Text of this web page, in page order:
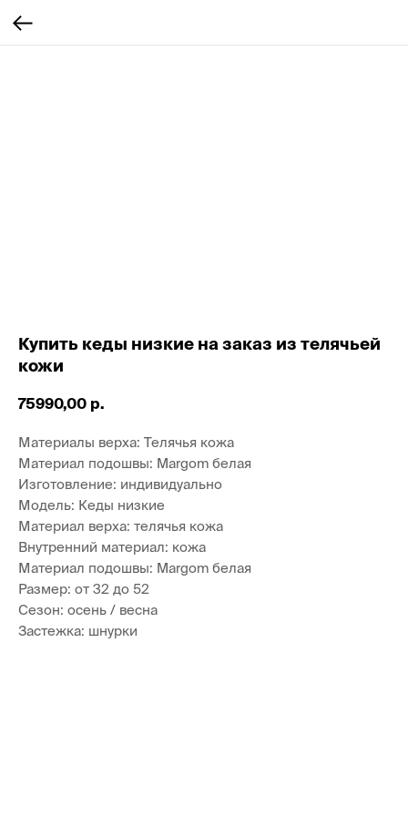
Купить кеды низкие на заказ из телячьей
кожи
75990,00 р.
Материалы верха: Телячья кожа
Материал подошвы: Margom белая
Изготовление: индивидуально
Модель: Кеды низкие
Материал верха: телячья кожа
Внутренний материал: кожа
Материал подошвы: Margom белая
Размер: от 32 до 52
Сезон: осень / весна
Застежка: шнурки